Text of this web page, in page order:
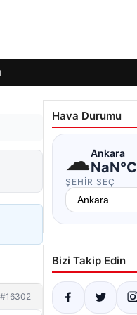
#16302
Hava Durumu
☁Ankara
NaN°C
ŞEHIR SEÇ
Bizi Takip Edin